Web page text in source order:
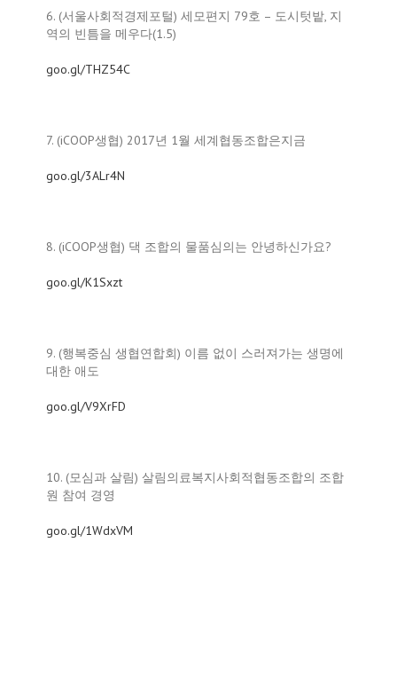
6. (서울사회적경제포털) 세모편지 79호 – 도시텃밭, 지
역의 빈틈을 메우다(1.5)
goo.gl/THZ54C
7. (iCOOP생협) 2017년 1월 세계협동조합은지금
goo.gl/3ALr4N
8. (iCOOP생협) 댁 조합의 물품심의는 안녕하신가요?
goo.gl/K1Sxzt
9. (행복중심 생협연합회) 이름 없이 스러져가는 생명에
대한 애도
goo.gl/V9XrFD
10. (모심과 살림) 살림의료복지사회적협동조합의 조합
원 참여 경영
goo.gl/1WdxVM